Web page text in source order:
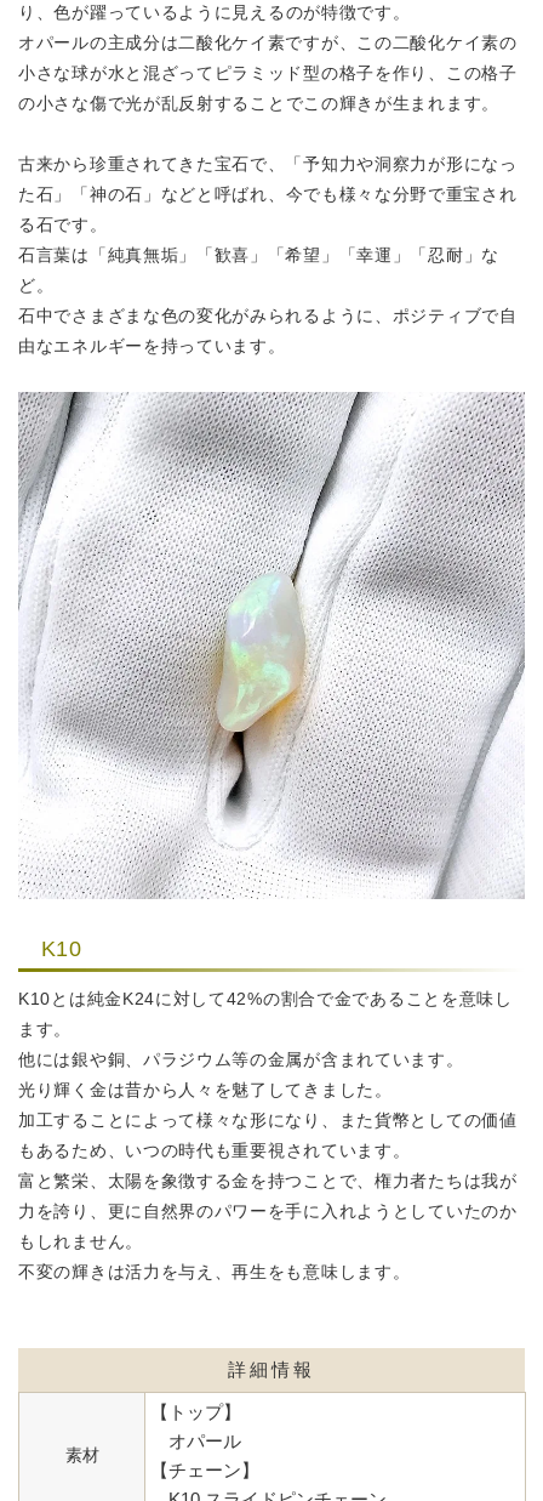
り、色が躍っているように見えるのが特徴です。
オパールの主成分は二酸化ケイ素ですが、この二酸化ケイ素の
小さな球が水と混ざってピラミッド型の格子を作り、この格子
の小さな傷で光が乱反射することでこの輝きが生まれます。
古来から珍重されてきた宝石で、「予知力や洞察力が形になっ
た石」「神の石」などと呼ばれ、 今でも様々な分野で重宝され
る石です。
石言葉は「純真無垢」「歓喜」「希望」「幸運」「忍耐」な
ど。
石中でさまざまな色の変化がみられるように、ポジティブで自
由なエネルギーを持っています。
K10
K10とは純金K24に対して42%の割合で金であることを意味し
ます。
他には銀や銅、パラジウム等の金属が含まれています。
光り輝く金は昔から人々を魅了してきました。
加工することによって様々な形になり、また貨幣としての価値
もあるため、 いつの時代も重要視されています。
富と繁栄、太陽を象徴する金を持つことで、権力者たちは我が
力を誇り、 更に自然界のパワーを手に入れようとしていたのか
もしれません。
不変の輝きは活力を与え、再生をも意味します。
詳細情報
素材
【トップ】
オパール
【チェーン】